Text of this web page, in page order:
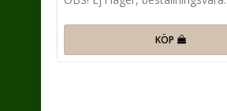
KÖP